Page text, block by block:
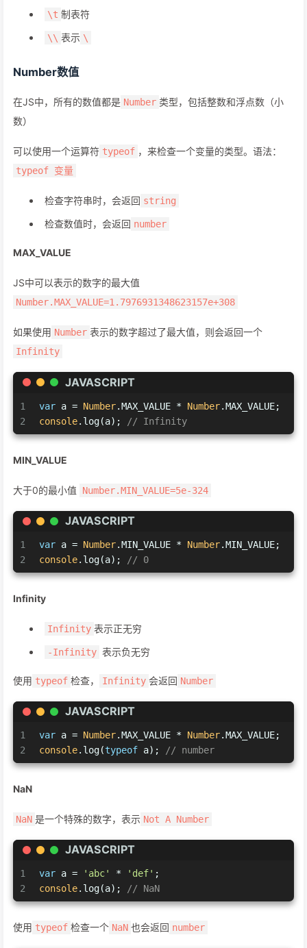
\t 制表符
\\ 表示 \
Number数值
在JS中，所有的数值都是 Number 类型，包括整数和浮点数（小
数）
可以使用一个运算符 typeof ，来检查一个变量的类型。语法：
typeof 变量
检查字符串时，会返回 string
检查数值时，会返回 number
MAX_VALUE
JS中可以表示的数字的最大值
Number.MAX_VALUE=1.7976931348623157e+308
如果使用 Number 表示的数字超过了最大值，则会返回一个
Infinity
JAVASCRIPT
1
2
var a = Number.MAX_VALUE * Number.MAX_VALUE;
console.log(a); // Infinity
MIN_VALUE
大于0的最小值 Number.MIN_VALUE=5e-324
JAVASCRIPT
1
2
var a = Number.MIN_VALUE * Number.MIN_VALUE;
console.log(a); // 0
Infinity
Infinity 表示正无穷
-Infinity 表示负无穷
使用 typeof 检查， Infinity 会返回 Number
JAVASCRIPT
1
2
var a = Number.MAX_VALUE * Number.MAX_VALUE;
console.log(typeof a); // number
NaN
NaN 是一个特殊的数字，表示 Not A Number
JAVASCRIPT
1
2
var a = 'abc' * 'def' ;
console.log(a); // NaN
使用 typeof 检查一个 NaN 也会返回 number